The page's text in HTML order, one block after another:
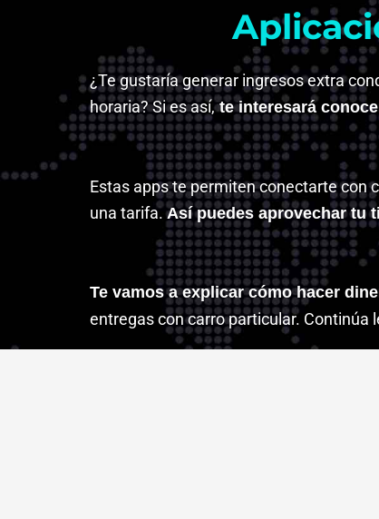
¿Te gustaría generar ingresos extra
horaria? Si es así,te interesará
Estas apps te permiten conectarte con
una tarifa.Así puedes aprovechar tu
Te vamos a explicar cómo hacer
entregas con carro particular. Continúa